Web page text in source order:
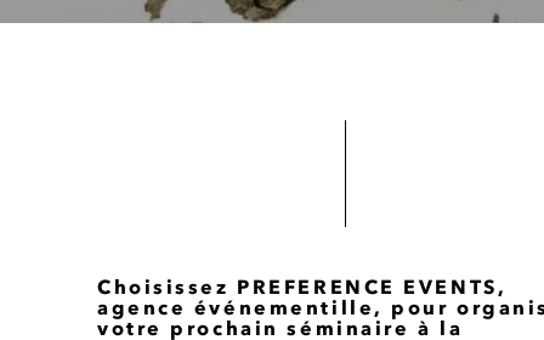
Choisissez PREFERENCE EVENTS,
agence événementille, pour
votre prochain séminaire à la